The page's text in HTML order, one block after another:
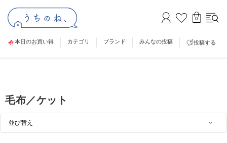
0
本日のお買い得 カテゴリ ブランド みんなの投稿 投稿する
毛布／ケット